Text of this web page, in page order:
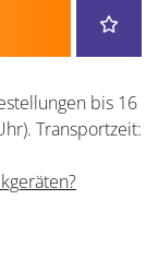
bis 16
Transportzeit: